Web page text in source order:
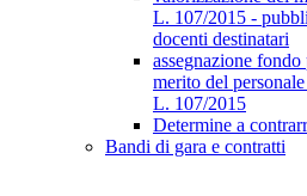
L. 107/2015 -
docenti destinatari
assegnazione
merito del
L. 107/2015
Determine a
Bandi di gara e contratti